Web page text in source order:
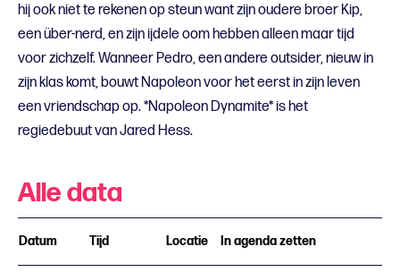
hij ook niet te rekenen op steun want zijn oudere broer Kip,
een über-nerd, en zijn ijdele oom hebben alleen maar tijd
voor zichzelf. Wanneer Pedro, een andere outsider, nieuw in
zijn klas komt, bouwt Napoleon voor het eerst in zijn leven
een vriendschap op. *Napoleon Dynamite* is het
regiedebuut van Jared Hess.
Alle data
Datum Tijd Locatie In agenda zetten